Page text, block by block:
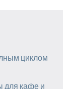
циклом
для кафе и